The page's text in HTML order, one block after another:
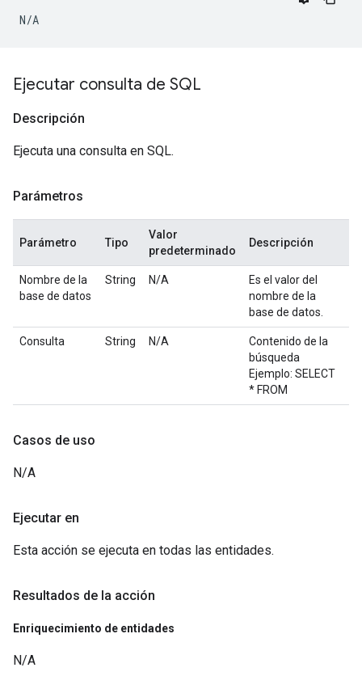
N/A
Ejecutar consulta de SQL
Descripción
Ejecuta una consulta en SQL.
Parámetros
Parámetro Tipo
Valor
predeterminado
Descripción
Nombre de la
base de datos
String N/A
Es el valor del
nombre de la
base de datos.
Consulta String N/A
Contenido de la
búsqueda
Ejemplo: SELECT
* FROM
Casos de uso
N/A
Ejecutar en
Esta acción se ejecuta en todas las entidades.
Resultados de la acción
Enriquecimiento de entidades
N/A